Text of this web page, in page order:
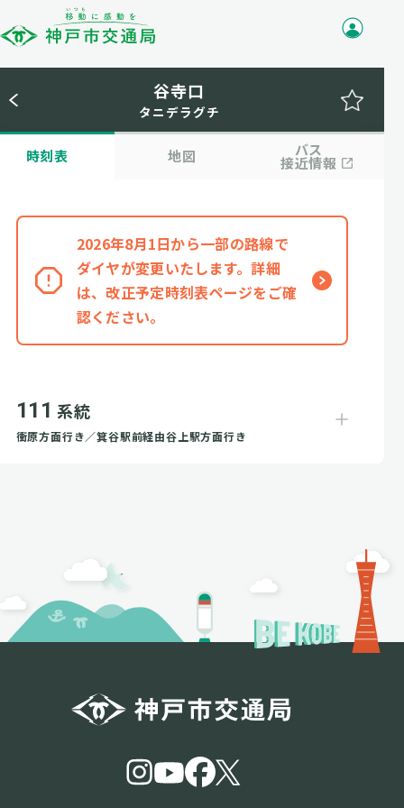
谷寺口
タニデラグチ
時刻表 地図 バス
接近情報
2026年8月1日から一部の路線で
ダイヤが変更いたします。詳細
は、改正予定時刻表ページをご確
認ください。
111 系統
衝原方面行き／箕谷駅前経由谷上駅方面行き